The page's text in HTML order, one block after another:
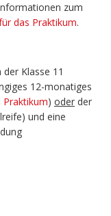
zum
das Praktikum.
Klasse 11
12-monatiges
Praktikum) oder der
und eine